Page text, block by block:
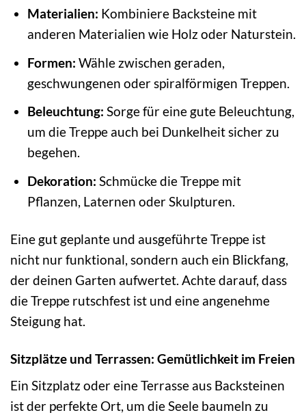
Materialien: Kombiniere Backsteine mit
anderen Materialien wie Holz oder Naturstein.
Formen: Wähle zwischen geraden,
geschwungenen oder spiralförmigen Treppen.
Beleuchtung: Sorge für eine gute Beleuchtung,
um die Treppe auch bei Dunkelheit sicher zu
begehen.
Dekoration: Schmücke die Treppe mit
Pflanzen, Laternen oder Skulpturen.
Eine gut geplante und ausgeführte Treppe ist
nicht nur funktional, sondern auch ein Blickfang,
der deinen Garten aufwertet. Achte darauf, dass
die Treppe rutschfest ist und eine angenehme
Steigung hat.
Sitzplätze und Terrassen: Gemütlichkeit im Freien
Ein Sitzplatz oder eine Terrasse aus Backsteinen
ist der perfekte Ort, um die Seele baumeln zu